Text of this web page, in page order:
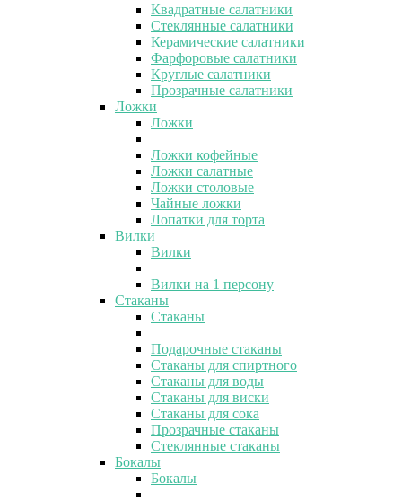
Квадратные салатники
Стеклянные салатники
Керамические салатники
Фарфоровые салатники
Круглые салатники
Прозрачные салатники
Ложки
Ложки
Ложки кофейные
Ложки салатные
Ложки столовые
Чайные ложки
Лопатки для торта
Вилки
Вилки
Вилки на 1 персону
Стаканы
Стаканы
Подарочные стаканы
Стаканы для спиртного
Стаканы для воды
Стаканы для виски
Стаканы для сока
Прозрачные стаканы
Стеклянные стаканы
Бокалы
Бокалы